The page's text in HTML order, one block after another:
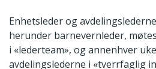
Enhetsleder og
herunder barnevernleder,
i «lederteam», og annenhver
avdelingslederne i «tverrfaglig